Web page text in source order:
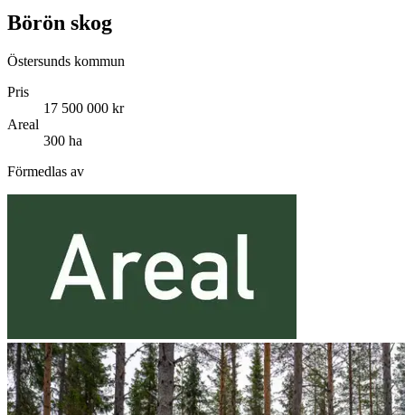
Börön skog
Östersunds kommun
Pris
17 500 000 kr
Areal
300 ha
Förmedlas av